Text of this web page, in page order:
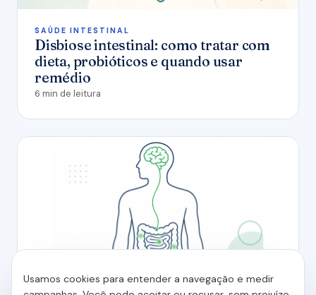
SAÚDE INTESTINAL
Disbiose intestinal: como tratar com
dieta, probióticos e quando usar
remédio
6 min de leitura
Usamos cookies para entender a navegação e medir